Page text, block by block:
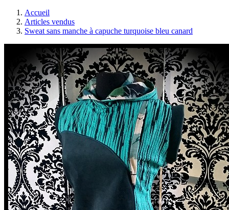
Accueil
Articles vendus
Sweat sans manche à capuche turquoise bleu canard